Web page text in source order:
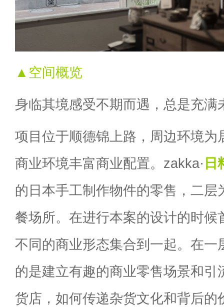
▲空间概览
身临其境感受不期而遇，总是充满
项目位于顺德锦上路，周边环境为
商业环境丰富商业配置。zakka· 日
的日本手工制作物件的零售，二层
餐场所。在进行本案的设计的时候
不同的商业形态集合到一起。在一
的是建立有趣的商业零售场景和引
货店，如何传递杂货文化和背后的